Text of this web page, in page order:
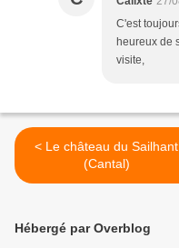
C'est
heureux de
visite,
< Le château du Sailhant
(Cantal)
Hébergé par Overblog